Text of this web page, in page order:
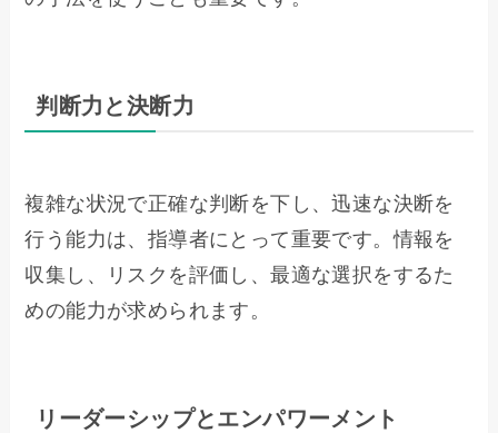
判断力と決断力
複雑な状況で正確な判断を下し、迅速な決断を
行う能力は、指導者にとって重要です。情報を
収集し、リスクを評価し、最適な選択をするた
めの能力が求められます。
リーダーシップとエンパワーメント